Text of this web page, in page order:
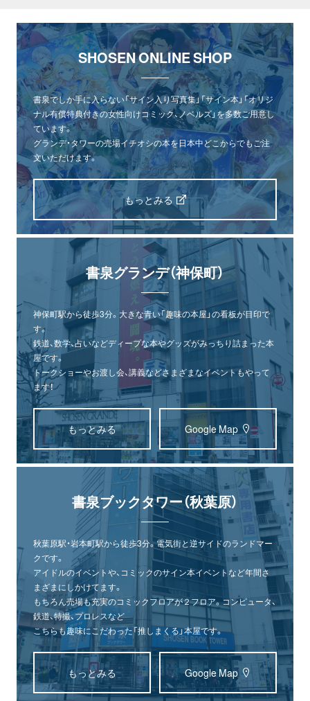
SHOSEN ONLINE SHOP
書泉でしか手に入らない「サイン入り写真集」「サイン本」「オリジ
ナル有償特典付きの女性向けコミック、ノベルズ」を多数ご用意し
ています。
グランデ・タワーの売場イチオシの本を日本中どこからでもご注
文いただけます。
もっとみる
書泉グランデ（神保町）
神保町駅から徒歩3分。大きな青い「趣味の本屋」の看板が目印で
す。
鉄道、数学、占いなどディープな本やグッズがみっちり詰まった本
屋です。
トークショーやお渡し会、講義などさまざまなイベントもやって
ます！
もっとみる Google Map
書泉ブックタワー（秋葉原）
秋葉原駅・岩本町駅から徒歩3分。電気街と逆サイドのランドマー
クです。
アイドルのイベントや、コミックのサイン本イベントなど年間さ
まざまにしかけてます。
もちろん売場も充実のコミックフロアが２フロア。コンピュータ、
鉄道、特撮、プロレスなど
こちらも趣味にこだわった「推しまくる」本屋です。
もっとみる Google Map